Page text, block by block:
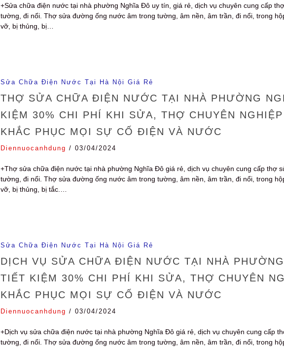
+Sửa chữa điện nước tại nhà phường Nghĩa Đô uy tín, giá rẻ, dịch vụ chuyên cung cấp
tường, đi nổi. Thợ sửa đường ống nước âm trong tường, âm nền, âm trần, đi nổi, trong
vỡ, bị thủng, bị…
Sửa Chữa Điện Nước Tại Hà Nội Giá Rẻ
THỢ SỬA CHỮA ĐIỆN NƯỚC TẠI NHÀ PHƯỜNG
KIỆM 30% CHI PHÍ KHI SỬA, THỢ CHUYÊN
KHẮC PHỤC MỌI SỰ CỐ ĐIỆN VÀ NƯỚC
Diennuocanhdung / 03/04/2024
+Thợ sửa chữa điện nước tại nhà phường Nghĩa Đô giá rẻ, dịch vụ chuyên cung cấp thợ
tường, đi nổi. Thợ sửa đường ống nước âm trong tường, âm nền, âm trần, đi nổi, trong
vỡ, bị thủng, bị tắc.…
Sửa Chữa Điện Nước Tại Hà Nội Giá Rẻ
DỊCH VỤ SỬA CHỮA ĐIỆN NƯỚC TẠI NHÀ
TIẾT KIỆM 30% CHI PHÍ KHI SỬA, THỢ CHUYÊN
KHẮC PHỤC MỌI SỰ CỐ ĐIỆN VÀ NƯỚC
Diennuocanhdung / 03/04/2024
+Dịch vụ sửa chữa điện nước tại nhà phường Nghĩa Đô giá rẻ, dịch vụ chuyên cung cấp
tường, đi nổi. Thợ sửa đường ống nước âm trong tường, âm nền, âm trần, đi nổi, trong